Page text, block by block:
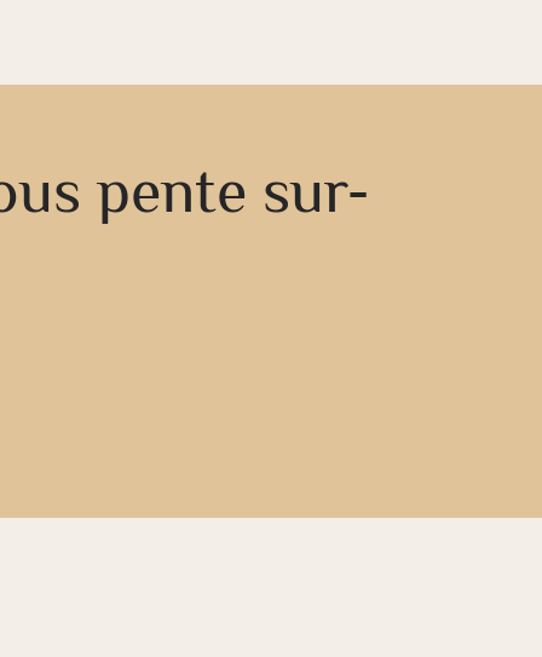
pente sur-